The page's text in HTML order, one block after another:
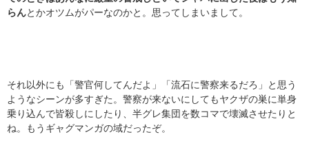
らん とかオツムがパーなのかと。思ってしまいまして。
それ以外にも「警官何してんだよ」「流石に警察来るだろ」と思う
ようなシーンが多すぎた。警察が来ないにしてもヤクザの巣に単身
乗り込んで皆殺しにしたり、半グレ集団を数コマで壊滅させたりと
ね。もうギャグマンガの域だったぞ。